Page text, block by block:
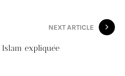
NEXT ARTICLE
expliquée